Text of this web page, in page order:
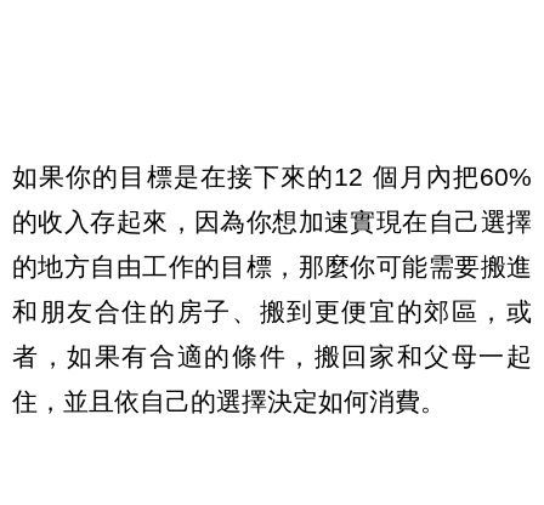
如果你的目標是在接下來的12 個月內把60%
的收入存起來，因為你想加速實現在自己選擇
的地方自由工作的目標，那麼你可能需要搬進
和朋友合住的房子、搬到更便宜的郊區，或
者，如果有合適的條件，搬回家和父母一起
住，並且依自己的選擇決定如何消費。